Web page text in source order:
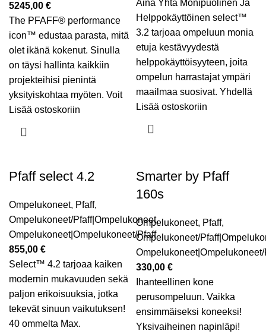
5245,00 €
The PFAFF® performance
icon™ edustaa parasta, mitä
olet ikänä kokenut. Sinulla
on täysi hallinta kaikkiin
projekteihisi pienintä
yksityiskohtaa myöten. Voit
Lisää ostoskoriin
Aina Yhtä Monipuolinen Ja
Helppokäyttöinen select™
3.2 tarjoaa ompeluun monia
etuja kestävyydestä
helppokäyttöisyyteen, joita
ompelun harrastajat ympäri
maailmaa suosivat. Yhdellä
Lisää ostoskoriin
Pfaff select 4.2
Ompelukoneet, Pfaff,
Ompelukoneet/Pfaff|Ompelukoneet,
Ompelukoneet|Ompelukoneet/Pfaff
855,00 €
Select™ 4.2 tarjoaa kaiken
modernin mukavuuden sekä
paljon erikoisuuksia, jotka
tekevät sinuun vaikutuksen!
40 ommelta Max.
Smarter by Pfaff
160s
Ompelukoneet, Pfaff,
Ompelukoneet/
Ompelukoneet|Ompelukoneet/
330,00 €
Ihanteellinen kone
perusompeluun. Vaikka
ensimmäiseksi koneeksi!
Yksivaiheinen napinläpi!